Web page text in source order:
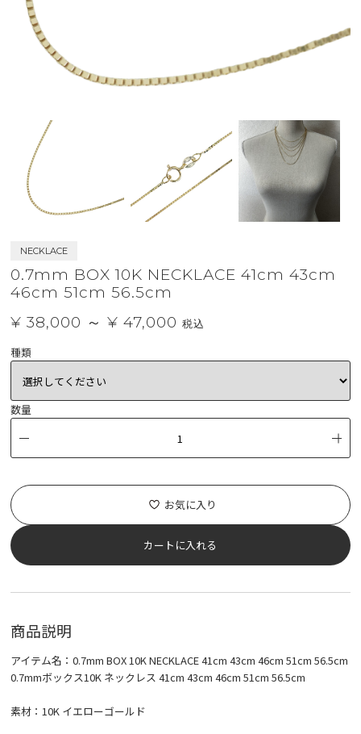
NECKLACE
0.7mm BOX 10K NECKLACE 41cm 43cm
46cm 51cm 56.5cm
¥ 38,000 ～ ¥ 47,000税込
種類
数量
お気に入り
カートに入れる
商品説明
アイテム名：0.7mm BOX 10K NECKLACE 41cm 43cm 46cm 51cm 56.5cm
0.7mmボックス10K ネックレス 41cm 43cm 46cm 51cm 56.5cm
素材：10K イエローゴールド